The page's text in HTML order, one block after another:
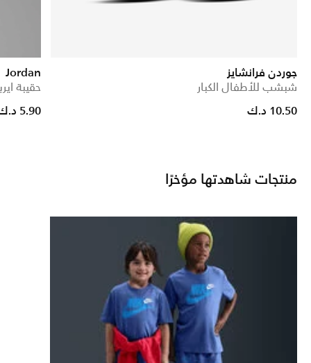
جوردن فرانشايز
شبشب للأطفال الكبار
10.50 د.ك
Jordan
حقيبة
Price reduced from5.90 د.ك
منتجات شاهدتها مؤخرًا